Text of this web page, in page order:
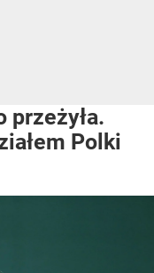
przeżyła.
Polki